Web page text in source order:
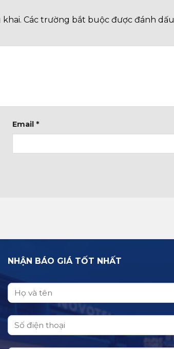
Các trường bắt buộc được đánh dấu
Email *
NHẬN BÁO GIÁ TỐT NHẤT